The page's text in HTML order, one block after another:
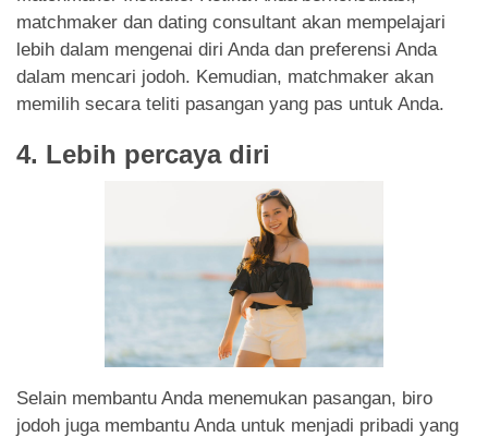
matchmaker dan dating consultant akan mempelajari
lebih dalam mengenai diri Anda dan preferensi Anda
dalam mencari jodoh. Kemudian, matchmaker akan
memilih secara teliti pasangan yang pas untuk Anda.
4. Lebih percaya diri
Selain membantu Anda menemukan pasangan, biro
jodoh juga membantu Anda untuk menjadi pribadi yang